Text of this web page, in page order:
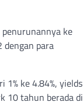
penurunannya ke
para
ke 4.84%, yields
10 tahun berada di